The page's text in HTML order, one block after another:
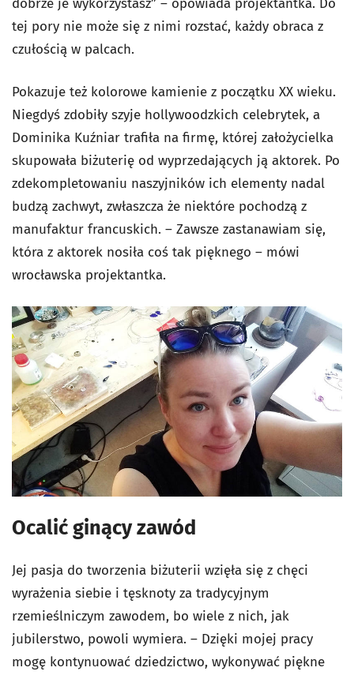
dobrze je wykorzystasz” – opowiada projektantka. Do
tej pory nie może się z nimi rozstać, każdy obraca z
czułością w palcach.
Pokazuje też kolorowe kamienie z początku XX wieku.
Niegdyś zdobiły szyje hollywoodzkich celebrytek, a
Dominika Kuźniar trafiła na firmę, której założycielka
skupowała biżuterię od wyprzedających ją aktorek. Po
zdekompletowaniu naszyjników ich elementy nadal
budzą zachwyt, zwłaszcza że niektóre pochodzą z
manufaktur francuskich. – Zawsze zastanawiam się,
która z aktorek nosiła coś tak pięknego – mówi
wrocławska projektantka.
Ocalić ginący zawód
Jej pasja do tworzenia biżuterii wzięła się z chęci
wyrażenia siebie i tęsknoty za tradycyjnym
rzemieślniczym zawodem, bo wiele z nich, jak
jubilerstwo, powoli wymiera. – Dzięki mojej pracy
mogę kontynuować dziedzictwo, wykonywać piękne